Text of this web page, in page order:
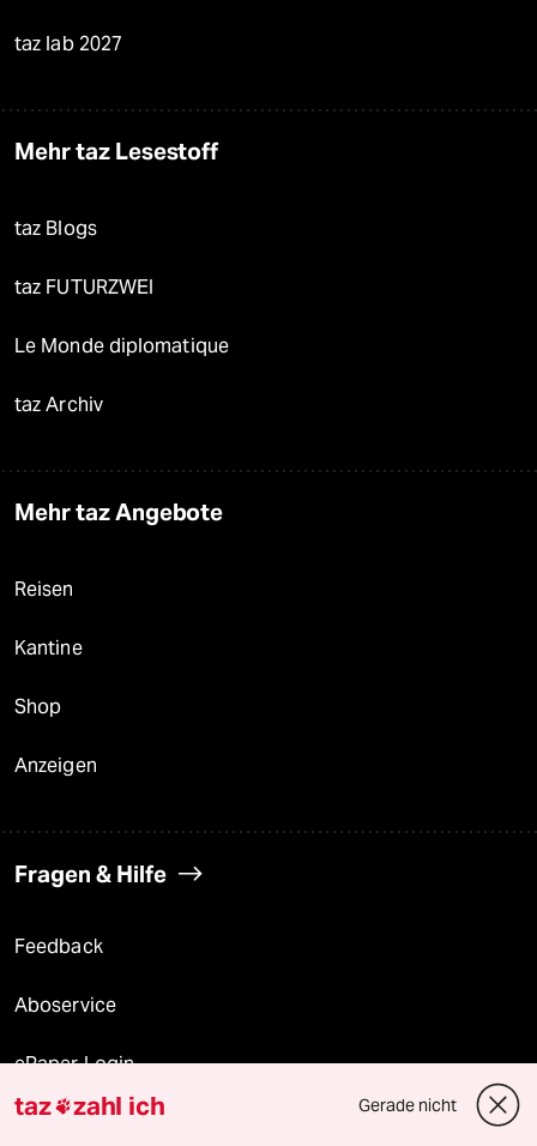
taz lab 2027
Mehr taz Lesestoff
taz Blogs
taz FUTURZWEI
Le Monde diplomatique
taz Archiv
Mehr taz Angebote
Reisen
Kantine
Shop
Anzeigen
Fragen & Hilfe
Feedback
Aboservice
ePaper Login
Downloads für Abonnierende
taz zahl ich Gerade nicht